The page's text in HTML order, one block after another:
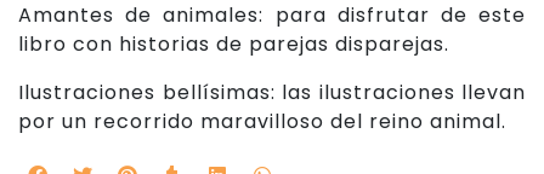
Amantes de animales: para disfrutar de este
libro con historias de parejas disparejas.
Ilustraciones bellísimas: las ilustraciones llevan
por un recorrido maravilloso del reino animal.